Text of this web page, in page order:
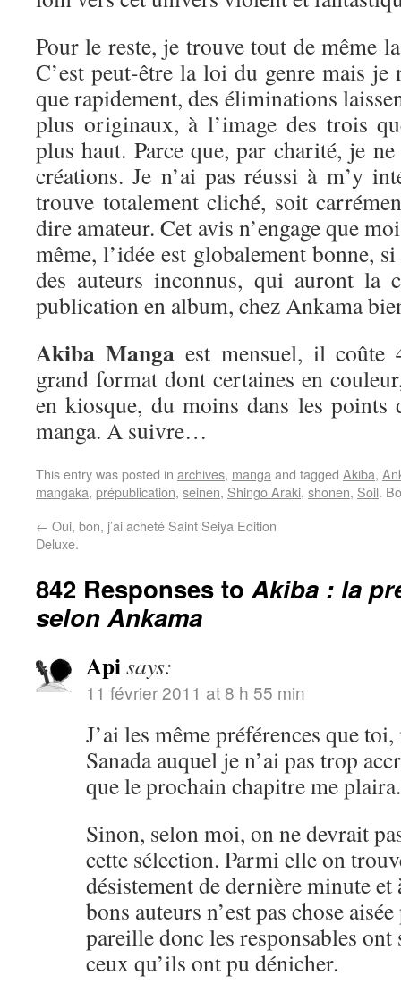
Pour le reste, je trouve tout de même
C’est peut-être la loi du genre mais je
que rapidement, des éliminations
plus originaux, à l’image des trois
plus haut. Parce que, par charité, je
créations. Je n’ai pas réussi à m’y
trouve totalement cliché, soit
dire amateur. Cet avis n’engage que
même, l’idée est globalement bonne,
des auteurs inconnus, qui auront la
publication en album, chez Ankama
Akiba Mangaest mensuel, il coûte
grand format dont certaines en
en kiosque, du moins dans les points
manga. A suivre…
This entry was posted in archives, manga and tagged Akiba,
mangaka, prépublication, seinen, Shingo Araki, shonen, Soil.
← Oui, bon, j’ai acheté Saint Seiya Edition
Deluxe.
842 Responses toAkiba : la
selon Ankama
Apisays:
11 février 2011 at 8 h 55 min
J’ai les même préférences que
Sanada auquel je n’ai pas trop
que le prochain chapitre me plaira.
Sinon, selon moi, on ne devrait
cette sélection. Parmi elle on
désistement de dernière minute
bons auteurs n’est pas chose
pareille donc les responsables ont
ceux qu’ils ont pu dénicher.